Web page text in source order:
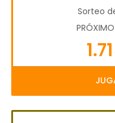
Sorteo